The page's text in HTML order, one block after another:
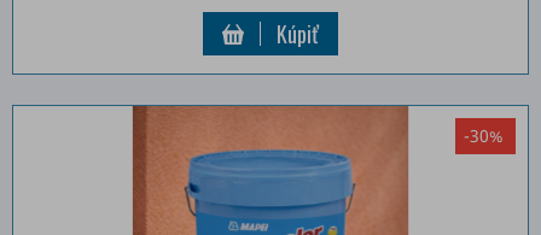
Kúpiť
-30%